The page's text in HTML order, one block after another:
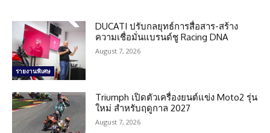
รายงานพิเศษ
DUCATI ปรับกลยุทธ์การสื่อสาร-สร้าง
ความเชื่อมั่นแบรนด์ชู Racing DNA
August 7, 2026
Triumph เปิดตัวเครื่องยนต์แข่ง Moto2 รุ่น
ใหม่ สำหรับฤดูกาล 2027
August 7, 2026